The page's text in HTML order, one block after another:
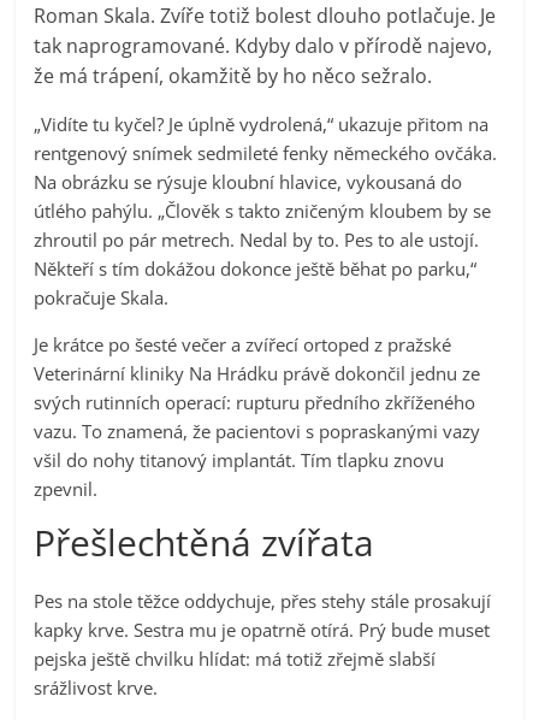
Roman Skala. Zvíře totiž bolest dlouho potlačuje. Je
tak naprogramované. Kdyby dalo v přírodě najevo,
že má trápení, okamžitě by ho něco sežralo.
„Vidíte tu kyčel? Je úplně vydrolená,“ ukazuje přitom na
rentgenový snímek sedmileté fenky německého ovčáka.
Na obrázku se rýsuje kloubní hlavice, vykousaná do
útlého pahýlu. „Člověk s takto zničeným kloubem by se
zhroutil po pár metrech. Nedal by to. Pes to ale ustojí.
Někteří s tím dokážou dokonce ještě běhat po parku,“
pokračuje Skala.
Je krátce po šesté večer a zvířecí ortoped z pražské
Veterinární kliniky Na Hrádku právě dokončil jednu ze
svých rutinních operací: rupturu předního zkříženého
vazu. To znamená, že pacientovi s popraskanými vazy
všil do nohy titanový implantát. Tím tlapku znovu
zpevnil.
Přešlechtěná zvířata
Pes na stole těžce oddychuje, přes stehy stále prosakují
kapky krve. Sestra mu je opatrně otírá. Prý bude muset
pejska ještě chvilku hlídat: má totiž zřejmě slabší
srážlivost krve.